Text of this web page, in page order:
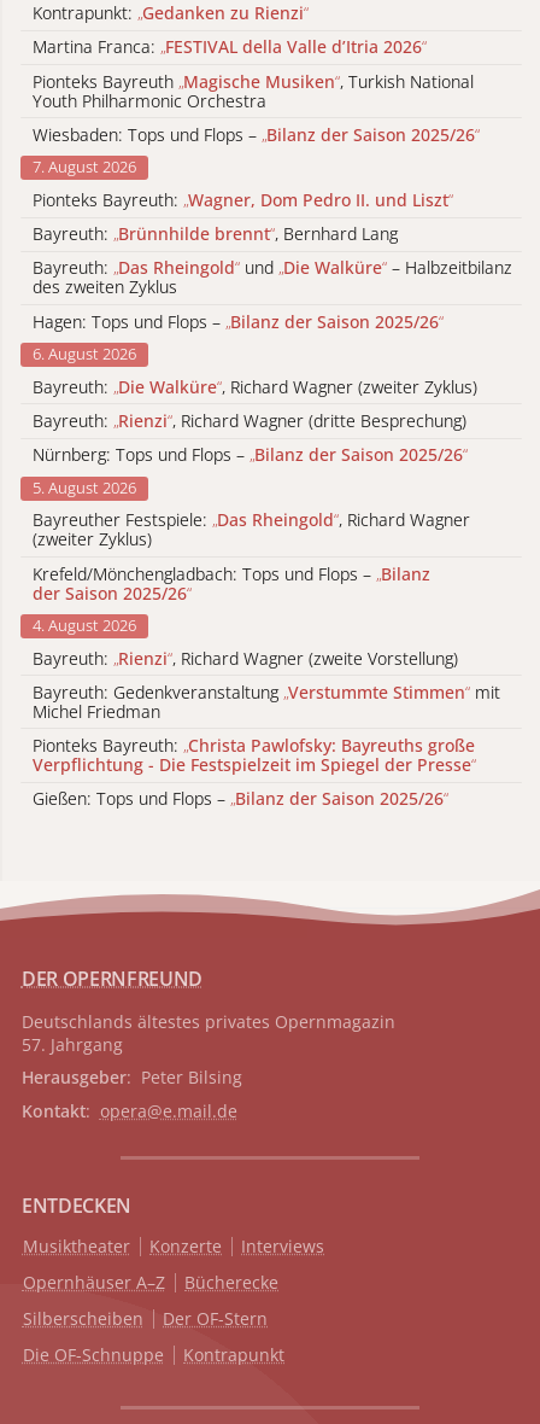
Kontrapunkt: „Gedanken zu Rienzi“
Martina Franca: „FESTIVAL della Valle d’Itria 2026“
Pionteks Bayreuth „Magische Musiken“, Turkish National
Youth Philharmonic Orchestra
Wiesbaden: Tops und Flops – „Bilanz der Saison 2025/26“
7. August 2026
Pionteks Bayreuth: „Wagner, Dom Pedro II. und Liszt“
Bayreuth: „Brünnhilde brennt“, Bernhard Lang
Bayreuth: „Das Rheingold“ und „Die Walküre“ – Halbzeitbilanz
des zweiten Zyklus
Hagen: Tops und Flops – „Bilanz der Saison 2025/26“
6. August 2026
Bayreuth: „Die Walküre“, Richard Wagner (zweiter Zyklus)
Bayreuth: „Rienzi“, Richard Wagner (dritte Besprechung)
Nürnberg: Tops und Flops – „Bilanz der Saison 2025/26“
5. August 2026
Bayreuther Festspiele: „Das Rheingold“, Richard Wagner
(zweiter Zyklus)
Krefeld/Mönchengladbach: Tops und Flops – „Bilanz
der Saison 2025/26“
4. August 2026
Bayreuth: „Rienzi“, Richard Wagner (zweite Vorstellung)
Bayreuth: Gedenkveranstaltung „Verstummte Stimmen“ mit
Michel Friedman
Pionteks Bayreuth: „Christa Pawlofsky: Bayreuths große
Verpflichtung - Die Festspielzeit im Spiegel der Presse“
Gießen: Tops und Flops – „Bilanz der Saison 2025/26“
DER OPERNFREUND
Deutschlands ältestes privates Opernmagazin
57. Jahrgang
Herausgeber: Peter Bilsing
Kontakt: opera@e.mail.de
ENTDECKEN
Musiktheater Konzerte
Interviews
Opernhäuser A–Z
Bücherecke
Silberscheiben
Der OF-Stern
Die OF-Schnuppe
Kontrapunkt